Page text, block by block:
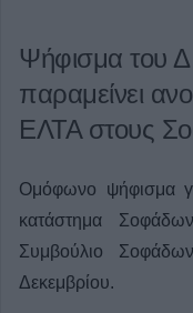
Ψήφισμα του
παραμείνει
ΕΛΤΑ στους
Ομόφωνο ψήφισμα
κατάστημα
Συμβούλιο
Δεκεμβρίου.